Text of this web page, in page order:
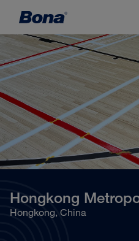
Hongkong
Hongkong, China